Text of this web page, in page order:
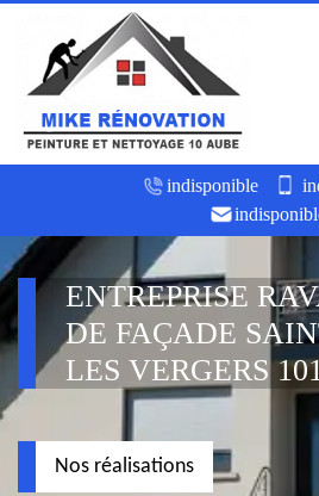
indisponible
ENTREPRISE
DE FAÇADE
LES VERGERS
Nos réalisations